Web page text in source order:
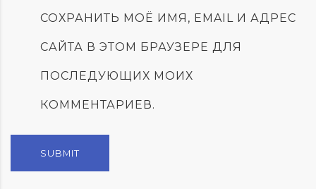
СОХРАНИТЬ МОЁ ИМЯ, EMAIL И АДРЕС
САЙТА В ЭТОМ БРАУЗЕРЕ ДЛЯ
ПОСЛЕДУЮЩИХ МОИХ
КОММЕНТАРИЕВ.